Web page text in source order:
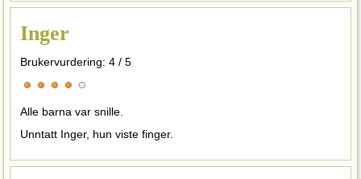
Inger
Brukervurdering:4 /5
Alle barna var snille.
Unntatt Inger, hun viste finger.